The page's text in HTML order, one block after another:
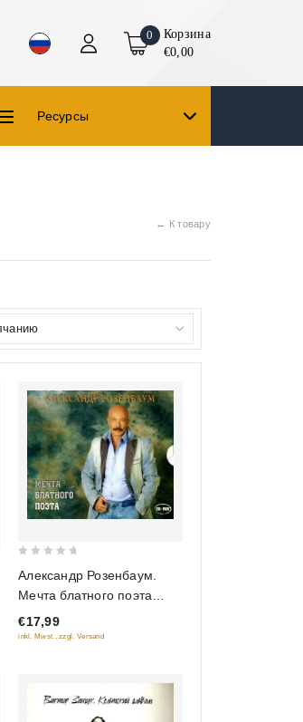
0
Корзина
€0,00
Ресурсы
← К товару
of
5
Александр Розенбаум.
Мечта блатного поэта
(Подарочное издание)
€17,99
inkl. Mwst., zzgl. Versand